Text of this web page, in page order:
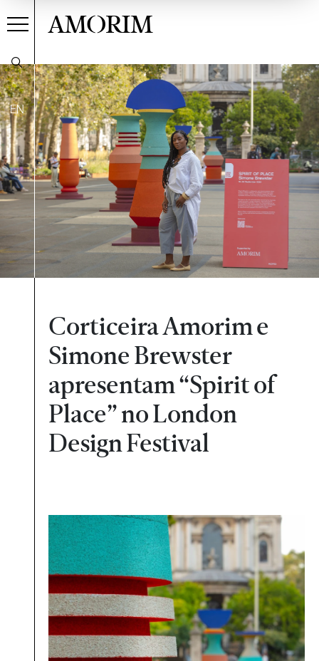
EN
AMORIM
Corticeira Amorim e
Simone Brewster
apresentam “Spirit of
Place” no London
Design Festival